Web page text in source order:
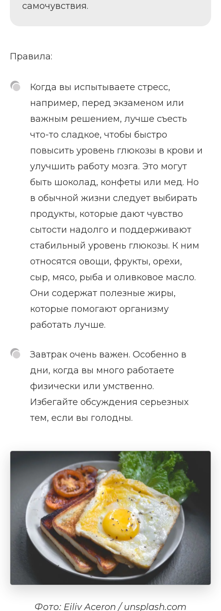
самочувствия.
Правила:
Когда вы испытываете стресс,
например, перед экзаменом или
важным решением, лучше съесть
что-то сладкое, чтобы быстро
повысить уровень глюкозы в крови и
улучшить работу мозга. Это могут
быть шоколад, конфеты или мед. Но
в обычной жизни следует выбирать
продукты, которые дают чувство
сытости надолго и поддерживают
стабильный уровень глюкозы. К ним
относятся овощи, фрукты, орехи,
сыр, мясо, рыба и оливковое масло.
Они содержат полезные жиры,
которые помогают организму
работать лучше.
Завтрак очень важен. Особенно в
дни, когда вы много работаете
физически или умственно.
Избегайте обсуждения серьезных
тем, если вы голодны.
Фото: Eiliv Aceron / unsplash.com